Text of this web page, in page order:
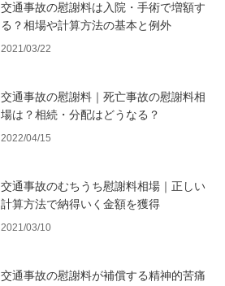
交通事故の慰謝料は入院・手術で増額す
る？相場や計算方法の基本と例外
2021/03/22
交通事故の慰謝料｜死亡事故の慰謝料相
場は？相続・分配はどうなる？
2022/04/15
交通事故のむちうち慰謝料相場｜正しい
計算方法で納得いく金額を獲得
2021/03/10
交通事故の慰謝料が補償する精神的苦痛